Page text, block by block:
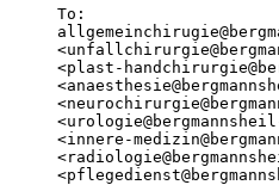
To:
<plast-
<innere-